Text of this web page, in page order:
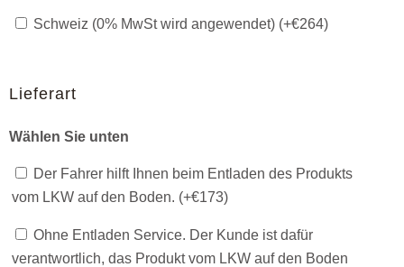
Schweiz (0% MwSt wird angewendet) (+€264)
Lieferart
Wählen Sie unten
Der Fahrer hilft Ihnen beim Entladen des Produkts
vom LKW auf den Boden. (+€173)
Ohne Entladen Service. Der Kunde ist dafür
verantwortlich, das Produkt vom LKW auf den Boden